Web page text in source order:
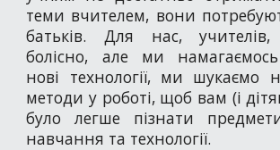
теми вчителем, вони
батьків. Для нас,
болісно, але ми
нові технології, ми шукаємо
методи у роботі, щоб вам (і
було легше пізнати
навчання та технології.